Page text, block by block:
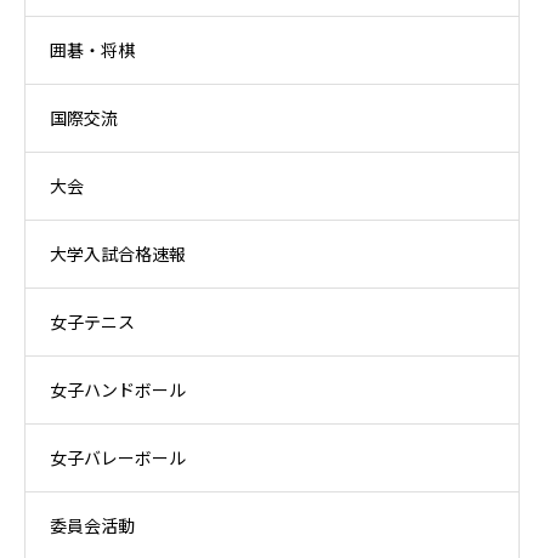
囲碁・将棋
国際交流
大会
大学入試合格速報
女子テニス
女子ハンドボール
女子バレーボール
委員会活動